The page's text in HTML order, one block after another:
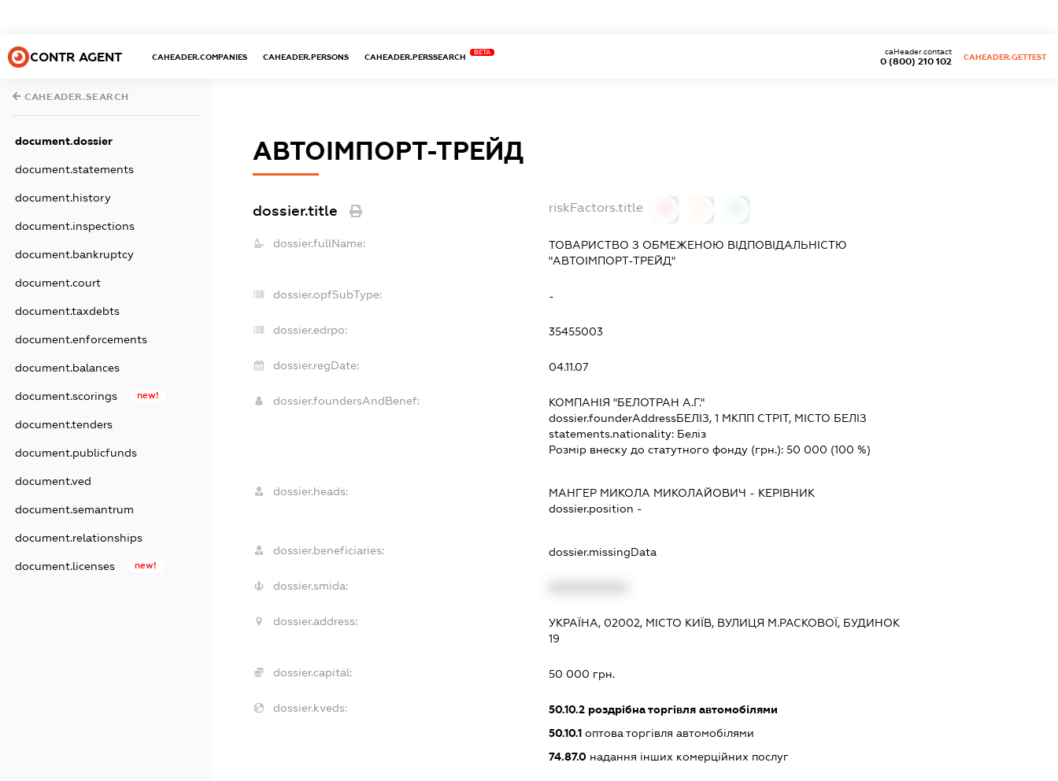
CONTR AGENT CAHEADER.COMPANIES CAHEADER.PERSONS CAHEADER.PERSSEARCH
BETA
0 (800) 210 102
caHeader.contact
CAHEADER.GETTEST
CAHEADER.SEARCH
document.dossier
document.statements
document.history
document.inspections
document.bankruptcy
document.court
document.taxdebts
document.enforcements
document.balances
document.scorings new!
document.tenders
document.publicfunds
document.ved
document.semantrum
document.relationships
document.licenses new!
АВТОІМПОРТ-ТРЕЙД
dossier.title riskFactors.title
dossier.fullName:
ТОВАРИСТВО З ОБМЕЖЕНОЮ ВІДПОВІДАЛЬНІСТЮ
"АВТОІМПОРТ-ТРЕЙД"
dossier.opfSubType: -
dossier.edrpo: 35455003
dossier.regDate: 04.11.07
dossier.foundersAndBenef:
КОМПАНІЯ "БЕЛОТРАН А.Г."
dossier.founderAddressБЕЛІЗ, 1 МКПП СТРІТ, МІСТО БЕЛІЗ
statements.nationality: Беліз
Розмір внеску до статутного фонду (грн.):50 000 (100 %)
dossier.heads: МАНГЕР МИКОЛА МИКОЛАЙОВИЧ - КЕРІВНИК
dossier.position -
dossier.beneficiaries: dossier.missingData
dossier.smida:
dossier.address:
УКРАЇНА, 02002, МІСТО КИЇВ, ВУЛИЦЯ М.РАСКОВОЇ, БУДИНОК
19
dossier.capital: 50 000 грн.
dossier.kveds: 50.10.2 роздрібна торгівля автомобілями
50.10.1 оптова торгівля автомобілями
74.87.0 надання інших комерційних послуг